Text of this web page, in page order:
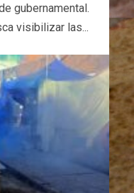
gubernamental.
visibilizar las...